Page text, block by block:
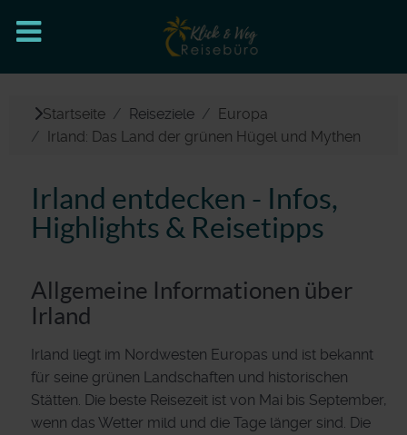
Startseite Reiseziele
Europa
Irland: Das Land der grünen Hügel und Mythen
Irland entdecken - Infos,
Highlights & Reisetipps
Allgemeine Informationen über
Irland
Irland liegt im Nordwesten Europas und ist bekannt
für seine grünen Landschaften und historischen
Stätten. Die beste Reisezeit ist von Mai bis September,
wenn das Wetter mild und die Tage länger sind. Die